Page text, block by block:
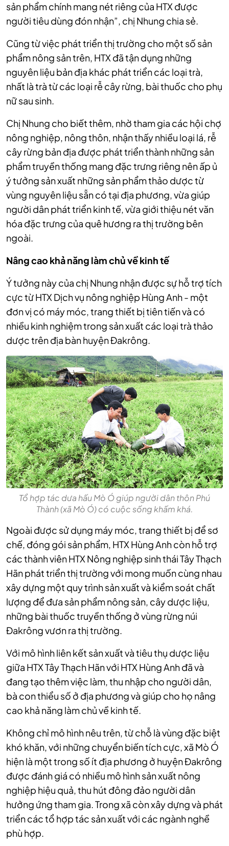
sản phẩm chính mang nét riêng của HTX được
người tiêu dùng đón nhận”, chị Nhung chia sẻ.
Cũng từ việc phát triển thị trường cho một số sản
phẩm nông sản trên, HTX đã tận dụng những
nguyên liệu bản địa khác phát triển các loại trà,
nhất là trà từ các loại rễ cây rừng, bài thuốc cho phụ
nữ sau sinh.
Chị Nhung cho biết thêm, nhờ tham gia các hội chợ
nông nghiệp, nông thôn, nhận thấy nhiều loại lá, rễ
cây rừng bản địa được phát triển thành những sản
phẩm truyền thống mang đặc trưng riêng nên ấp ủ
ý tưởng sản xuất những sản phẩm thảo dược từ
vùng nguyên liệu sẵn có tại địa phương, vừa giúp
người dân phát triển kinh tế, vừa giới thiệu nét văn
hóa đặc trưng của quê hương ra thị trường bên
ngoài.
Nâng cao khả năng làm chủ về kinh tế
Ý tưởng này của chị Nhung nhận được sự hỗ trợ tích
cực từ HTX Dịch vụ nông nghiệp Hùng Anh - một
đơn vị có máy móc, trang thiết bị tiên tiến và có
nhiều kinh nghiệm trong sản xuất các loại trà thảo
dược trên địa bàn huyện Đakrông.
Tổ hợp tác dưa hấu Mò Ó giúp người dân thôn Phú
Thành (xã Mò Ó) có cuộc sống khấm khá.
Ngoài được sử dụng máy móc, trang thiết bị để sơ
chế, đóng gói sản phẩm, HTX Hùng Anh còn hỗ trợ
các thành viên HTX Nông nghiệp sinh thái Tây Thạch
Hãn phát triển thị trường với mong muốn cùng nhau
xây dựng một quy trình sản xuất và kiểm soát chất
lượng để đưa sản phẩm nông sản, cây dược liệu,
những bài thuốc truyền thống ở vùng rừng núi
Đakrông vươn ra thị trường.
Với mô hình liên kết sản xuất và tiêu thụ dược liệu
giữa HTX Tây Thạch Hãn với HTX Hùng Anh đã và
đang tạo thêm việc làm, thu nhập cho người dân,
bà con thiểu số ở địa phương và giúp cho họ nâng
cao khả năng làm chủ về kinh tế.
Không chỉ mô hình nêu trên, từ chỗ là vùng đặc biệt
khó khăn, với những chuyển biến tích cực, xã Mò Ó
hiện là một trong số ít địa phương ở huyện Đakrông
được đánh giá có nhiều mô hình sản xuất nông
nghiệp hiệu quả, thu hút đông đảo người dân
hưởng ứng tham gia. Trong xã còn xây dựng và phát
triển các tổ hợp tác sản xuất với các ngành nghề
phù hợp.